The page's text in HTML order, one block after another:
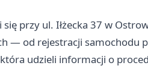
przy ul. Iłżecka 37 w
— od rejestracji samochodu
udzieli informacji o